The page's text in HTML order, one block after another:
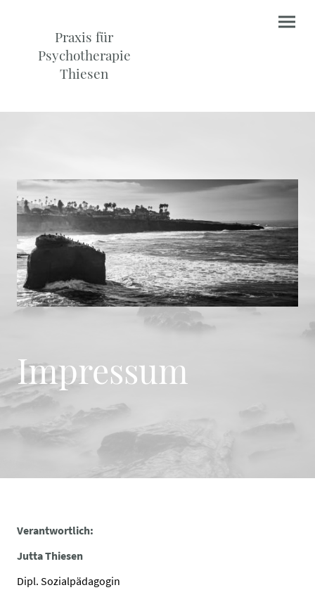
Praxis für
Psychotherapie
Thiesen
Impressum
Verantwortlich:
Jutta Thiesen
Dipl. Sozialpädagogin